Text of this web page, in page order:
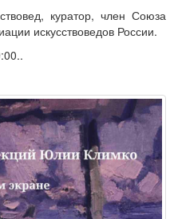
куратор, член Союза
искусствоведов России.